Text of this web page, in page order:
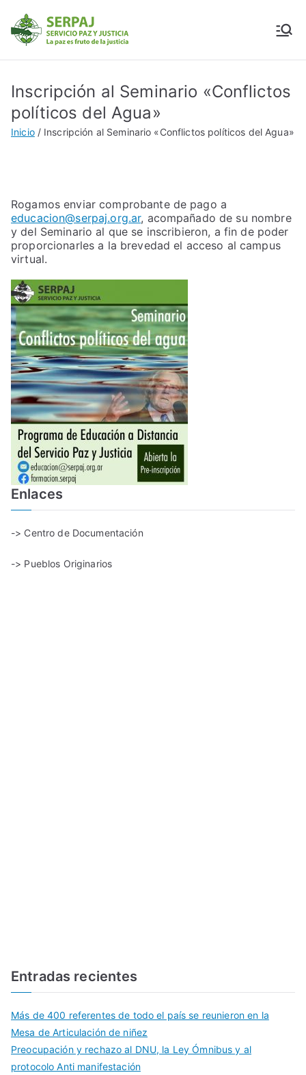
Inscripción al Seminario «Conflictos
políticos del Agua»
Inicio Inscripción al Seminario «Conflictos políticos del Agua»
Rogamos enviar comprobante de pago a
educacion@serpaj.org.ar, acompañado de su nombre
y del Seminario al que se inscribieron, a fin de poder
proporcionarles a la brevedad el acceso al campus
virtual.
Enlaces
-> Centro de Documentación
-> Pueblos Originarios
Entradas recientes
Más de 400 referentes de todo el país se reunieron en la
Mesa de Articulación de niñez
Preocupación y rechazo al DNU, la Ley Ómnibus y al
protocolo Anti manifestación